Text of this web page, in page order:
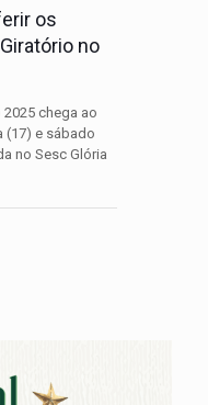
os
no
2025 chega ao
(17) e sábado
no Sesc Glória